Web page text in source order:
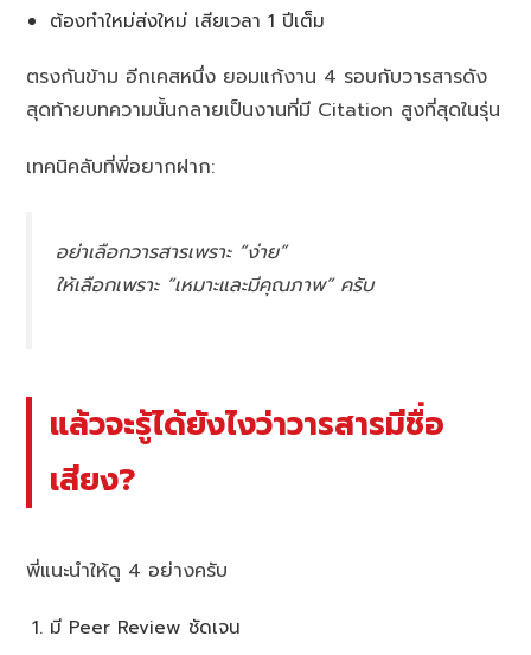
ต้องทำใหม่ส่งใหม่ เสียเวลา 1 ปีเต็ม
ตรงกันข้าม อีกเคสหนึ่ง ยอมแก้งาน 4 รอบกับวารสารดัง
สุดท้ายบทความนั้นกลายเป็นงานที่มี Citation สูงที่สุดในรุ่น
เทคนิคลับที่พี่อยากฝาก:
อย่าเลือกวารสารเพราะ “ง่าย”
ให้เลือกเพราะ “เหมาะและมีคุณภาพ” ครับ
แล้วจะรู้ได้ยังไงว่าวารสารมีชื่อ
เสียง?
พี่แนะนำให้ดู 4 อย่างครับ
มี Peer Review ชัดเจน